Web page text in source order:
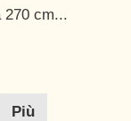
270 cm...
Più